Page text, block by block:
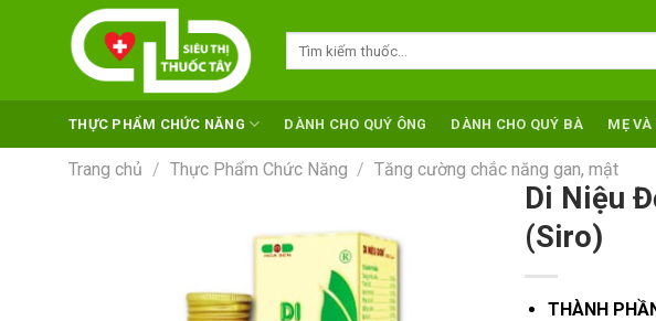
THỰC PHẨM CHỨC NĂNG DÀNH CHO QUÝ ÔNG DÀNH CHO QUÝ BÀ MẸ VÀ
Trang chủ / Thực Phẩm Chức Năng / Tăng cường chắc năng gan, mật
Di Niệu
(Siro)
THÀNH